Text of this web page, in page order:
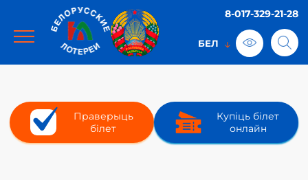
8-017-329-21-28
Праверыць
білет
Купіць білет
онлайн